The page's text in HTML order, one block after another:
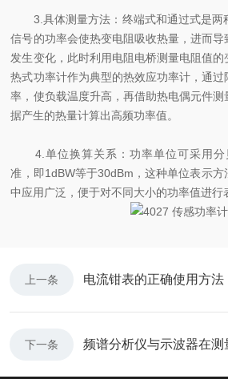
3.具体测量方法：终端式和通过式是两
信号的功率会使热变电阻吸收热量，进而
发生变化，此时利用电阻电桥测量电阻值
热式功率计作为典型的热效应功率计，通
率，使负载温度升高，再借助热电偶元件
据产生的热量计算出高频功率值。
4.单位换算关系：功率单位可采用分
准，即1dBW等于30dBm，这种单位表示
中应用广泛，便于对不同大小的功率值进行
上一条 电流钳表的正确使用方
下一条 频谱分析仪与示波器在